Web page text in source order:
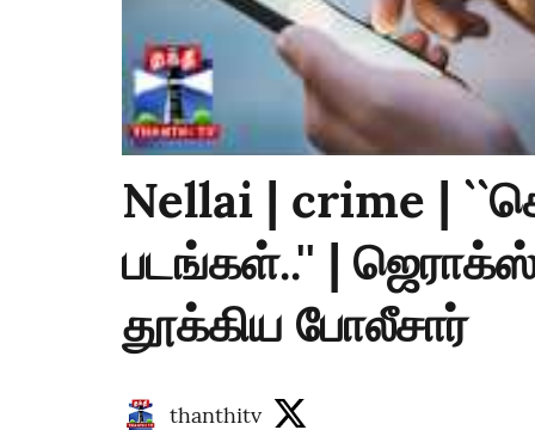
Nellai | crime |
படங்கள்..'' |
தூக்கிய போலீசார்
thanthitv